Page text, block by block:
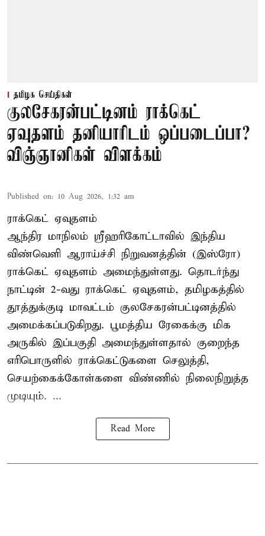
தமிழக செய்திகள்
குலசேகரன்பட்டினம் ராக்கெட்
ஏவுதளம் தனியாரிடம் ஒப்படைப்பா?
விஞ்ஞானிகள் விளக்கம்
Published on: 10 Aug 2026, 1:32 am
ராக்கெட் ஏவுதளம்
ஆந்திர மாநிலம் ஸ்ரீஹரிகோட்டாவில் இந்திய
விண்வெளி ஆராய்ச்சி நிறுவனத்தின் (இஸ்ரோ)
ராக்கெட் ஏவுதளம் அமைந்துள்ளது. தொடர்ந்து
நாட்டின் 2-வது ராக்கெட் ஏவுதளம், தமிழகத்தில்
தூத்துக்குடி மாவட்டம் குலசேகரன்பட்டினத்தில்
அமைக்கப்படுகிறது. பூமத்திய ரேகைக்கு மிக
அருகில் இப்பகுதி அமைந்துள்ளதால் குறைந்த
எரிபொருளில் ராக்கெட்டுகளை செலுத்தி,
செயற்கைக்கோள்களை விண்ணில் நிலைநிறுத்த
முடியும். ...
Read More